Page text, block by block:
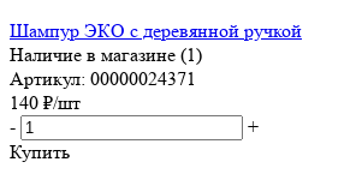
Шампур ЭКО с деревянной ручкой
Наличие в магазине (1)
Артикул: 00000024371
140 ₽/шт
-
+
Купить